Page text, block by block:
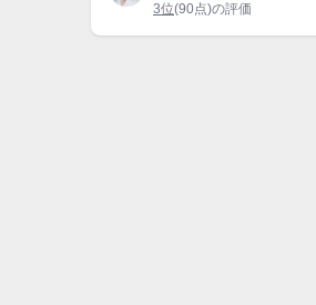
3位(90点)の評価